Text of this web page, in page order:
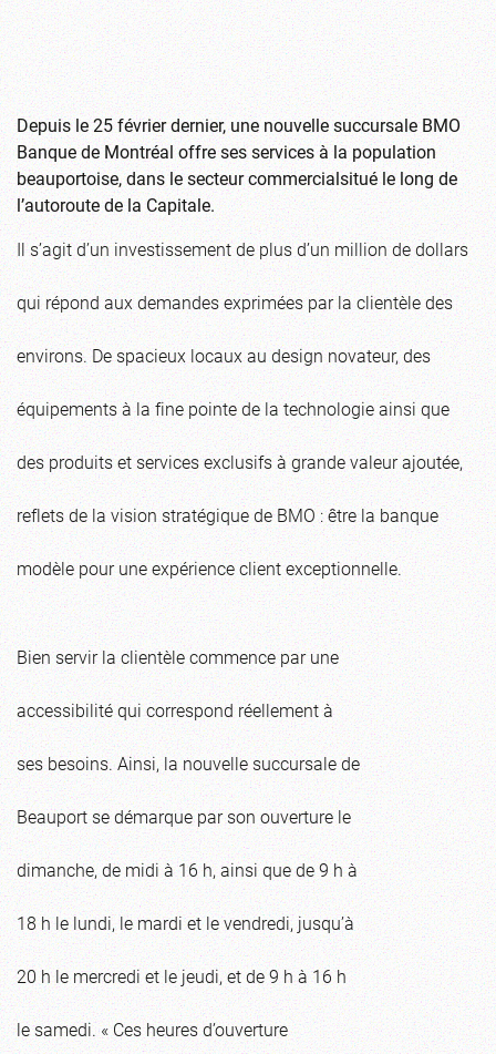
Depuis le 25 février dernier, une nouvelle succursale BMO
Banque de Montréal offre ses services à la population
beauportoise, dans le secteur commercialsitué le long de
l’autoroute de la Capitale.
Il s’agit d’un investissement de plus d’un million de dollars
qui répond aux demandes exprimées par la clientèle des
environs. De spacieux locaux au design novateur, des
équipements à la fine pointe de la technologie ainsi que
des produits et services exclusifs à grande valeur ajoutée,
reflets de la vision stratégique de BMO : être la banque
modèle pour une expérience client exceptionnelle.
Bien servir la clientèle commence par une
accessibilité qui correspond réellement à
ses besoins. Ainsi, la nouvelle succursale de
Beauport se démarque par son ouverture le
dimanche, de midi à 16 h, ainsi que de 9 h à
18 h le lundi, le mardi et le vendredi, jusqu’à
20 h le mercredi et le jeudi, et de 9 h à 16 h
le samedi. « Ces heures d’ouverture